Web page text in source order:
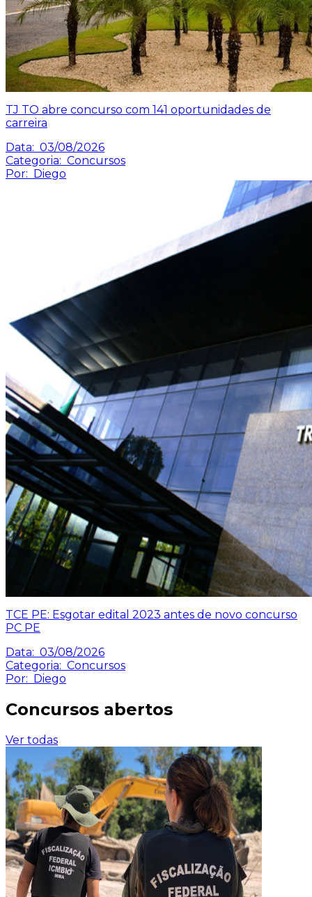
TJ TO abre concurso com 141 oportunidades de
carreira
Data: 03/08/2026
Categoria: Concursos
Por: Diego
TCE PE: Esgotar edital 2023 antes de novo concurso
PC PE
Data: 03/08/2026
Categoria: Concursos
Por: Diego
Concursos abertos
Ver todas